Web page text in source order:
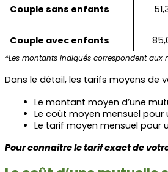
Couple sans enfants
Couple avec enfants
*Les montants indiqués correspondent aux
Dans le détail, les tarifs moyens de
Le montant moyen d’une
Le coût moyen mensuel
Le tarif moyen mensuel pour
Pour connaitre le tarif exact de